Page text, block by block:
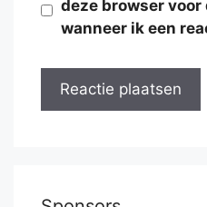
deze browser voor
wanneer ik een